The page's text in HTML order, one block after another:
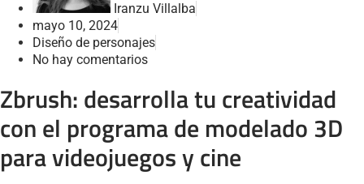
Iranzu Villalba
mayo 10, 2024
Diseño de personajes
No hay comentarios
Zbrush: desarrolla tu creatividad
con el programa de modelado 3D
para videojuegos y cine